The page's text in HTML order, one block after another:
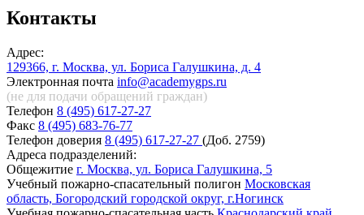
Контакты
Адрес:
129366, г. Москва, ул. Бориса Галушкина, д. 4
Электронная почта info@academygps.ru
(не для подачи обращений граждан)
Телефон 8 (495) 617-27-27
Факс 8 (495) 683-76-77
Телефон доверия 8 (495) 617-27-27 (Доб. 2759)
Адреса подразделений:
Общежитие г. Москва, ул. Бориса Галушкина, 5
Учебный пожарно-спасательный полигон Московская
область, Богородский городской округ, г.Ногинск